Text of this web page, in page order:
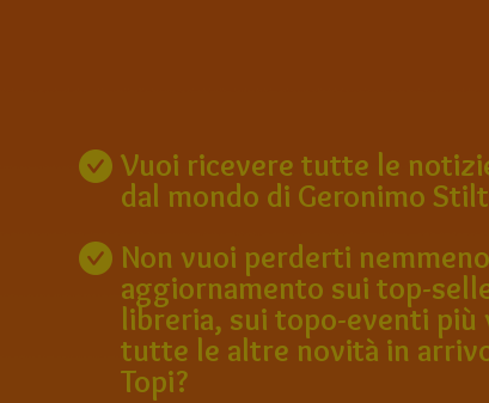
Vuoi ricevere tutte le
dal mondo di Geronimo
Non vuoi perderti
aggiornamento sui top-
libreria, sui topo-eventi più
tutte le altre novità in
Topi?